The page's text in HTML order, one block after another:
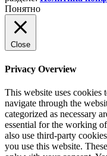
Понятно
Close
Privacy Overview
This website uses
navigate through the
categorized as necessary
essential for the working
also use third-party
you use this website.